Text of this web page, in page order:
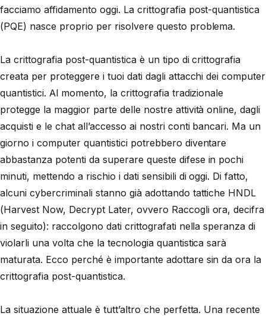
facciamo affidamento oggi. La crittografia post-quantistica
(PQE) nasce proprio per risolvere questo problema.
La crittografia post-quantistica è un tipo di crittografia
creata per proteggere i tuoi dati dagli attacchi dei computer
quantistici. Al momento, la crittografia tradizionale
protegge la maggior parte delle nostre attività online, dagli
acquisti e le chat all’accesso ai nostri conti bancari. Ma un
giorno i computer quantistici potrebbero diventare
abbastanza potenti da superare queste difese in pochi
minuti, mettendo a rischio i dati sensibili di oggi. Di fatto,
alcuni cybercriminali stanno già adottando tattiche HNDL
(Harvest Now, Decrypt Later, ovvero Raccogli ora, decifra
in seguito): raccolgono dati crittografati nella speranza di
violarli una volta che la tecnologia quantistica sarà
maturata. Ecco perché è importante adottare sin da ora la
crittografia post-quantistica.
La situazione attuale è tutt’altro che perfetta. Una recente